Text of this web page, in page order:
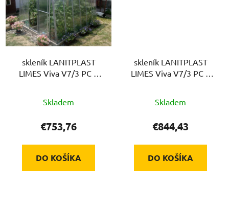
skleník LANITPLAST
LIMES Viva V7/3 PC 4
Skladem
€753,76
DO KOŠÍKA
skleník LANITPLAST
LIMES Viva V7/3 PC 6
Skladem
€844,43
DO KOŠÍKA